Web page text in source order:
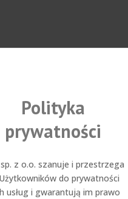
Polityka
prywatności
z o.o. szanuje i przestrzega
do prywatności
usług i gwarantują im prawo